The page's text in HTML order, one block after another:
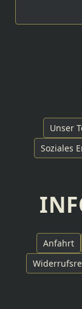
Unser
Soziales
Anfahrt